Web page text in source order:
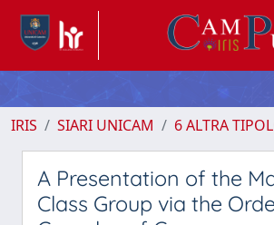
IRIS SIARI UNICAM 6 ALTRA
A Presentation of the
Class Group via the